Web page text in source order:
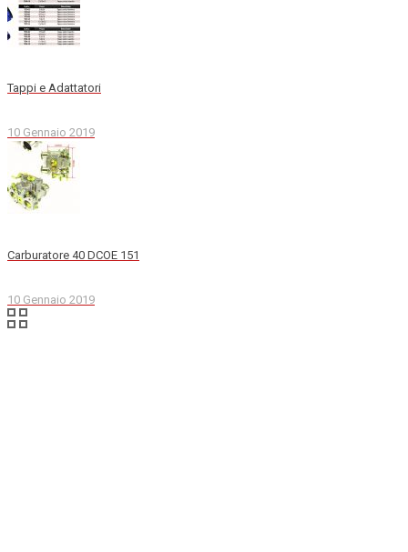
Tappi e Adattatori
10 Gennaio 2019
Carburatore 40 DCOE 151
10 Gennaio 2019